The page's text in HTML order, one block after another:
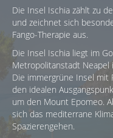
Die Insel Ischia zählt zu
und zeichnet sich
Fango-Therapie aus.
Die Insel Ischia liegt im
Metropolitanstadt Neapel
Die immergrüne Insel mit
den idealen
um den Mount Epomeo.
sich das mediterrane
Spazierengehen.